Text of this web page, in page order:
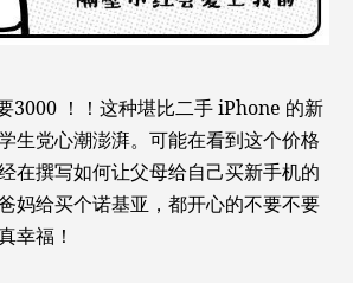
3000 ！！这种堪比二手 iPhone 的新
生党心潮澎湃。可能在看到这个价格
在撰写如何让父母给自己买新手机的
妈给买个诺基亚，都开心的不要不要
幸福！